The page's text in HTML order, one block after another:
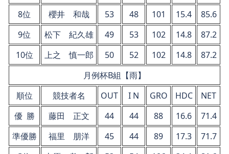
8位
櫻井 和哉 53 48 101 15.4
85.6
9位
松下 紀久雄 49 53 102 14.8
87.2
10位
上之 慎一郎 50 52 102 14.8
87.2
月例杯B組【雨】
順位
競技者名 OUT I N GRO HDC
NET
優 勝
藤田 正文 44 44 88 16.6
71.4
準優勝
福里 朋洋 45 44 89 17.3
71.7